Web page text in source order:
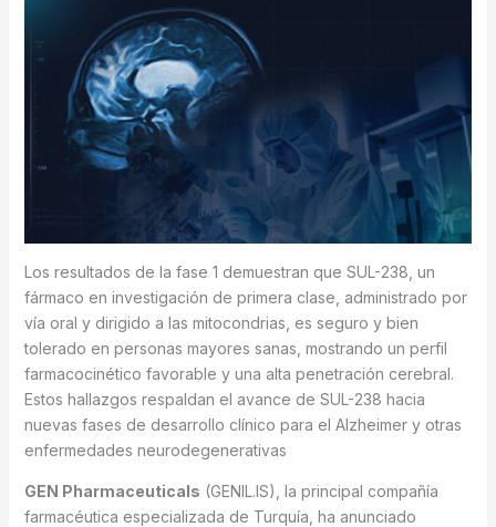
Los resultados de la fase 1 demuestran que SUL-238, un
fármaco en investigación de primera clase, administrado por
vía oral y dirigido a las mitocondrias, es seguro y bien
tolerado en personas mayores sanas, mostrando un perfil
farmacocinético favorable y una alta penetración cerebral.
Estos hallazgos respaldan el avance de SUL-238 hacia
nuevas fases de desarrollo clínico para el Alzheimer y otras
enfermedades neurodegenerativas
GEN Pharmaceuticals (GENIL.IS), la principal compañía
farmacéutica especializada de Turquía, ha anunciado